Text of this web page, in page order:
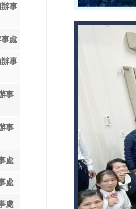
事
處
事
事
事
處
處
處